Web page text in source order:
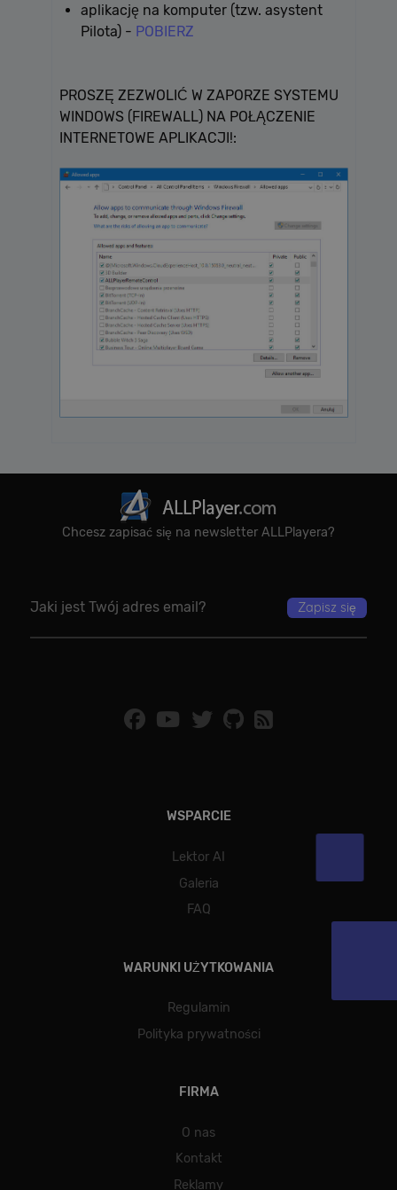
aplikację na komputer (tzw. asystent
Pilota) - POBIERZ
PROSZĘ ZEZWOLIĆ W ZAPORZE SYSTEMU
WINDOWS (FIREWALL) NA POŁĄCZENIE
INTERNETOWE APLIKACJI!:
Chcesz zapisać się na newsletter ALLPlayera?
WSPARCIE
Lektor AI
Galeria
FAQ
WARUNKI UŻYTKOWANIA
Regulamin
Polityka prywatności
FIRMA
O nas
Kontakt
Reklamy